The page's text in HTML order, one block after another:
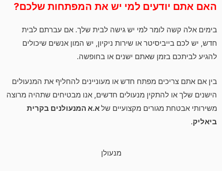
האם אתם יודעים למי יש את המפתחות שלכם?
בימים אלה קשה לומר למי יש גישה לבית שלך. אם עברתם לבית
חדש, יש לכם בייביסיטר או שירות ניקיון, יש המון אנשים שיכולים
להגיע לביתכם בזמן שאתם ישנים או בחופשה.
בין אם אתם צריכים מפתח חדש או מעוניינים להחליף את המנעולים
הישנים שלך או להתקין מנעולים חדשים, אנו מבטיחים שתהיה מרוצה
משירותי אבטחת מגורים מקצועיים שלא.א המנעולנים בקרית
ביאליק.
מנעולן